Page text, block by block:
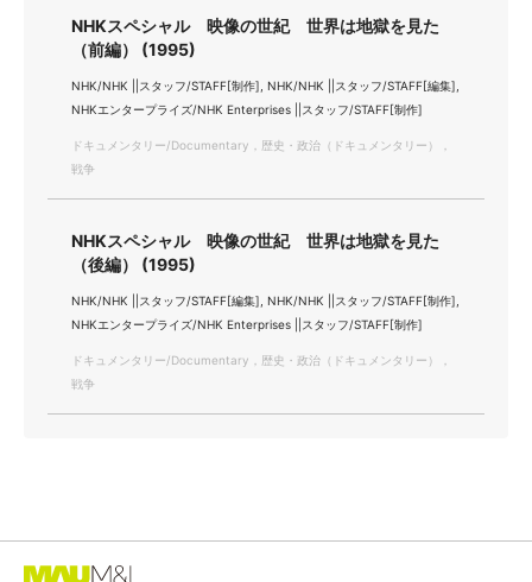
NHKスペシャル 映像の世紀 世界は地獄を見た
（前編） (1995)
NHK/NHK ||スタッフ/STAFF[制作], NHK/NHK ||スタッフ/STAFF[編集],
NHKエンタープライズ/NHK Enterprises ||スタッフ/STAFF[制作]
ドキュメンタリー/Documentary，歴史・政治（ドキュメンタリー），
戦争
NHKスペシャル 映像の世紀 世界は地獄を見た
（後編） (1995)
NHK/NHK ||スタッフ/STAFF[編集], NHK/NHK ||スタッフ/STAFF[制作],
NHKエンタープライズ/NHK Enterprises ||スタッフ/STAFF[制作]
ドキュメンタリー/Documentary，歴史・政治（ドキュメンタリー），
戦争